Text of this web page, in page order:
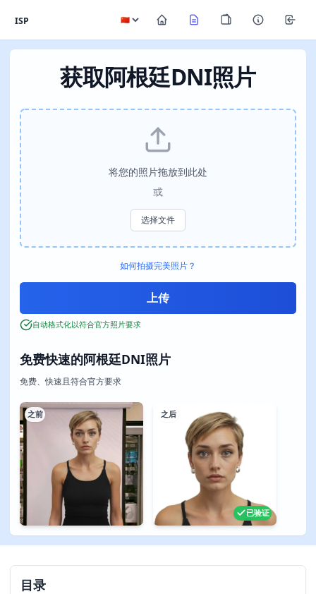
ISP
获取阿根廷DNI照片
免费快速的阿根廷DNI照片
免费、快速且符合官方要求
之前 之后
已验证
将您的照片拖放到此处
或
选择文件
如何拍摄完美照片？
自动格式化以符合官方照片要求
目录